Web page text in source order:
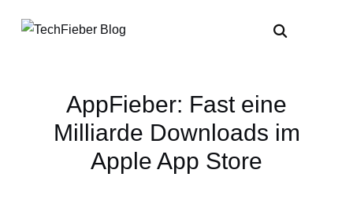
AppFieber: Fast eine
Milliarde Downloads im
Apple App Store